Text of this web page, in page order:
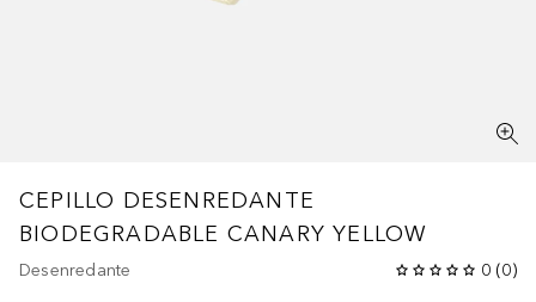
CEPILLO DESENREDANTE
BIODEGRADABLE CANARY YELLOW
Desenredante 0 (0)